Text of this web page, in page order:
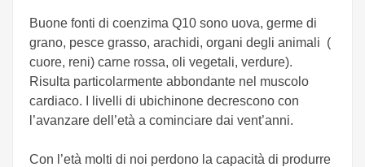
Buone fonti di coenzima Q10 sono uova, germe di
grano, pesce grasso, arachidi, organi degli animali (
cuore, reni) carne rossa, oli vegetali, verdure).
Risulta particolarmente abbondante nel muscolo
cardiaco. I livelli di ubichinone decrescono con
l’avanzare dell’età a cominciare dai vent’anni.
Con l’età molti di noi perdono la capacità di produrre